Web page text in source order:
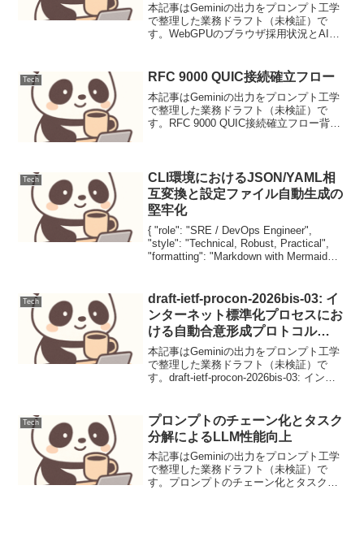
本記事はGeminiの出力をプロンプト工学
で整理した業務ドラフト（未検証）で
す。WebGPUのブラウザ採用状況とAI応
において、GPUの強力な並列計算能力を
Tech RFC 9000 QUIC接続確立フロー
本記事はGeminiの出力をプロンプト工学
で整理した業務ドラフト（未検証）で
す。RFC 9000 QUIC接続確立フロー背景
Tech
CLI環境におけるJSON/YAML相
互変換と設定ファイル自動生成の
堅牢化
{ "role": "SRE / DevOps Engineer",
"style": "Technical, Robust, Practical",
"formatting": "Markdown with Mermaid
Tech
draft-ietf-procon-2026bis-03: イ
ンターネット標準化プロセスにお
ける自動合意形成プロトコル
(ProCon)
本記事はGeminiの出力をプロンプト工学
で整理した業務ドラフト（未検証）で
す。draft-ietf-procon-2026bis-03: インタ
目標】現行の...
Tech
プロンプトのチェーン化とタスク
分解によるLLM性能向上
本記事はGeminiの出力をプロンプト工学
で整理した業務ドラフト（未検証）で
す。プロンプトのチェーン化とタスク分